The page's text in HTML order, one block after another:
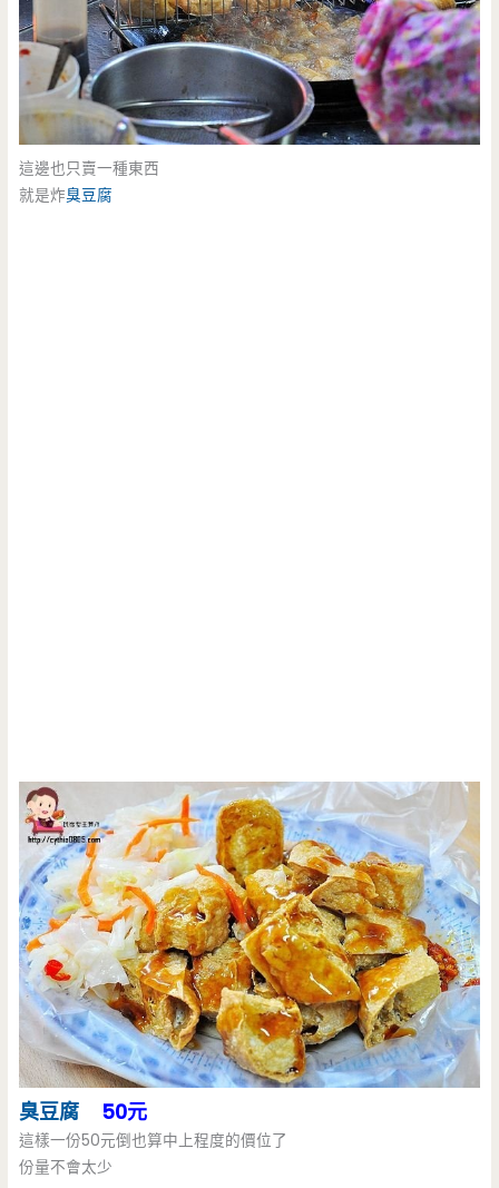
這邊也只賣一種東西
就是炸臭豆腐
臭豆腐 50元
這樣一份50元倒也算中上程度的價位了
份量不會太少